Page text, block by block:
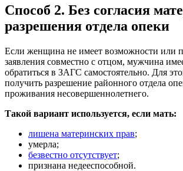
Способ 2. Без согласия
разрешения отдела опеки
Если женщина не имеет возможности или
заявления совместно с отцом, мужчина
обратиться в ЗАГС самостоятельно. Для
получить разрешение районного отдела
проживания несовершеннолетнего.
Такой вариант используется, если мать:
лишена материнских прав;
умерла;
безвестно отсутствует;
признана недееспособной.